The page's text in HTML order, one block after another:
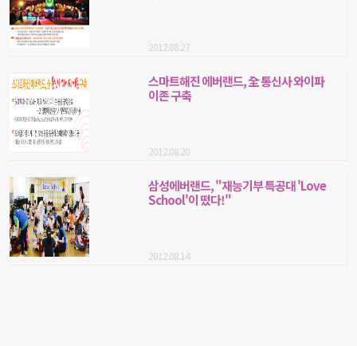
2012.08.27
스마트해진 에버랜드, 全 통신사 와이파
이존 구축
2012.08.20
삼성에버랜드, "재능기부 특공대 'Love
School'이 떴다!"
2012.08.14